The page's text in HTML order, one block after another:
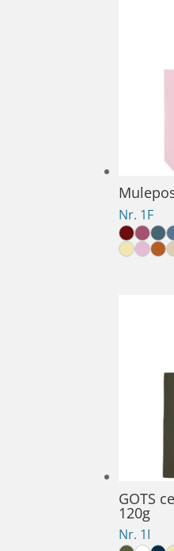
Nr. 1F
GOTS
120g
Nr. 1I